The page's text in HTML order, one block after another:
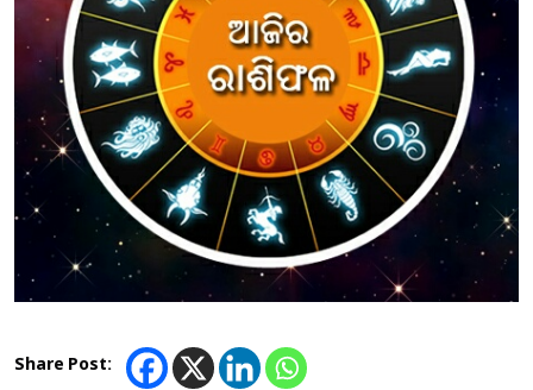
Share Post: